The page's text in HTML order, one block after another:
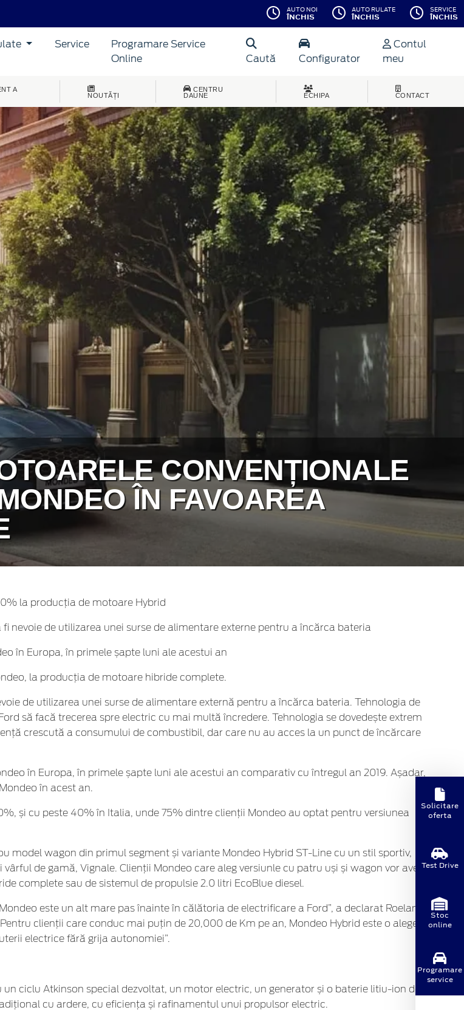
AUTO NOI
ÎNCHIS
AUTO RULATE
ÎNCHIS
SERVICE
ÎNCHIS
Service
Programare Service
Online
Caută Configurator
Contul
meu
A
NOUTĂȚI
CENTRU
DAUNE
ECHIPA CONTACT
CONVENȚIONALE
ÎN FAVOAREA
la producția de motoare Hybrid
nevoie de utilizarea unei surse de alimentare externe pentru a încărca bateria
în Europa, în primele șapte luni ale acestui an
la producția de motoare hibride complete.
de utilizarea unei surse de alimentare externă pentru a încărca bateria. Tehnologia de
să facă trecerea spre electric cu mai multă încredere. Tehnologia se dovedește extrem
crescută a consumului de combustibil, dar care nu au acces la un punct de încărcare
în Europa, în primele șapte luni ale acestui an comparativ cu întregul an 2019. Așadar,
în acest an.
și cu peste 40% în Italia, unde 75% dintre clienții Mondeo au optat pentru versiunea
model wagon din primul segment și variante Mondeo Hybrid ST-Line cu un stil sportiv,
de gamă, Vignale. Clienții Mondeo care aleg versiunle cu patru uși și wagon vor avea
complete sau de sistemul de propulsie 2.0 litri EcoBlue diesel.
este un alt mare pas înainte în călătoria de electrificare a Ford”, a declarat Roelant
clienții care conduc mai puțin de 20,000 de Km pe an, Mondeo Hybrid este o alegere
electrice fără grija autonomiei”.
ciclu Atkinson special dezvoltat, un motor electric, un generator și o baterie litiu-ion de 1.4
cu ardere, cu eficiența și rafinamentul unui propulsor electric.
Solicitare
oferta
Test Drive
Stoc
online
Programare
service